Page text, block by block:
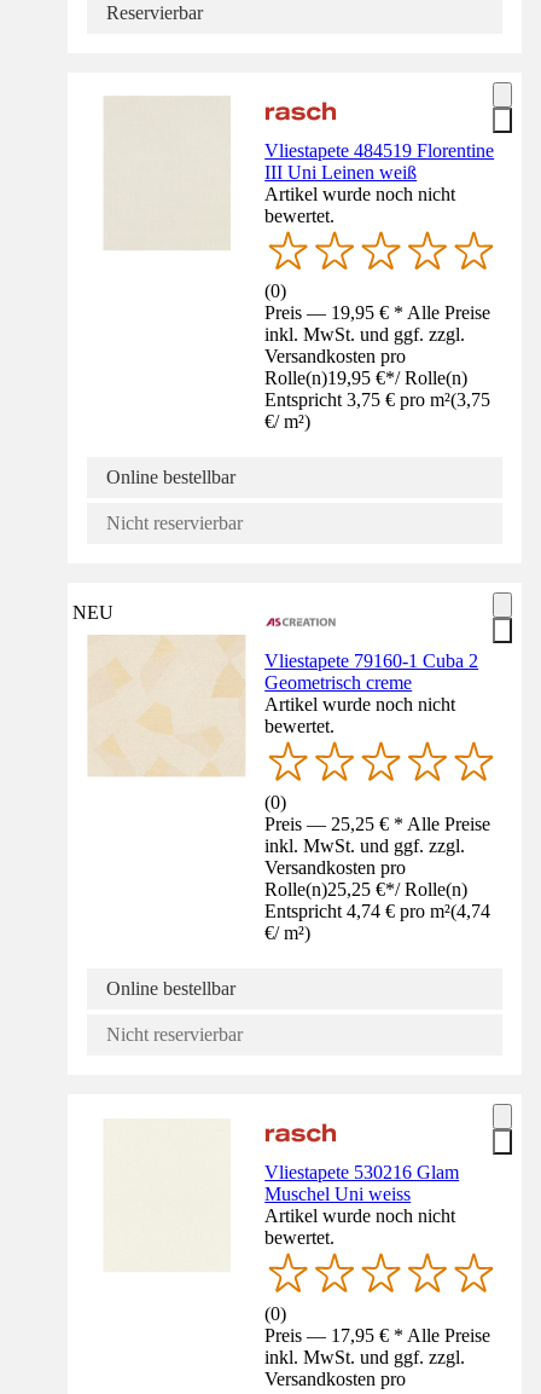
Reservierbar
Vliestapete 484519 Florentine
III Uni Leinen weiß
Artikel wurde noch nicht
bewertet.
(0)
Preis — 19,95 € * Alle Preise
inkl. MwSt. und ggf. zzgl.
Versandkosten pro
Rolle(n)19,95 €*/ Rolle(n)
Entspricht 3,75 € pro m²(3,75
€/ m²)
Online bestellbar
Nicht reservierbar
NEU
Vliestapete 79160-1 Cuba 2
Geometrisch creme
Artikel wurde noch nicht
bewertet.
(0)
Preis — 25,25 € * Alle Preise
inkl. MwSt. und ggf. zzgl.
Versandkosten pro
Rolle(n)25,25 €*/ Rolle(n)
Entspricht 4,74 € pro m²(4,74
€/ m²)
Online bestellbar
Nicht reservierbar
Vliestapete 530216 Glam
Muschel Uni weiss
Artikel wurde noch nicht
bewertet.
(0)
Preis — 17,95 € * Alle Preise
inkl. MwSt. und ggf. zzgl.
Versandkosten pro